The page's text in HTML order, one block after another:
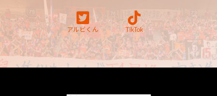
アルビくん TikTok